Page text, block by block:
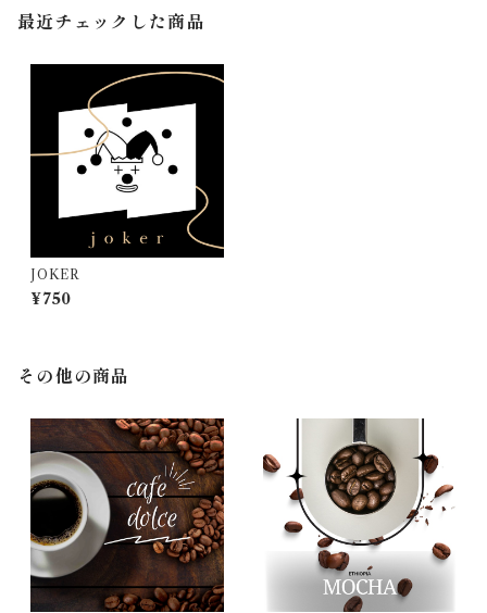
最近チェックした商品
JOKER
¥750
その他の商品